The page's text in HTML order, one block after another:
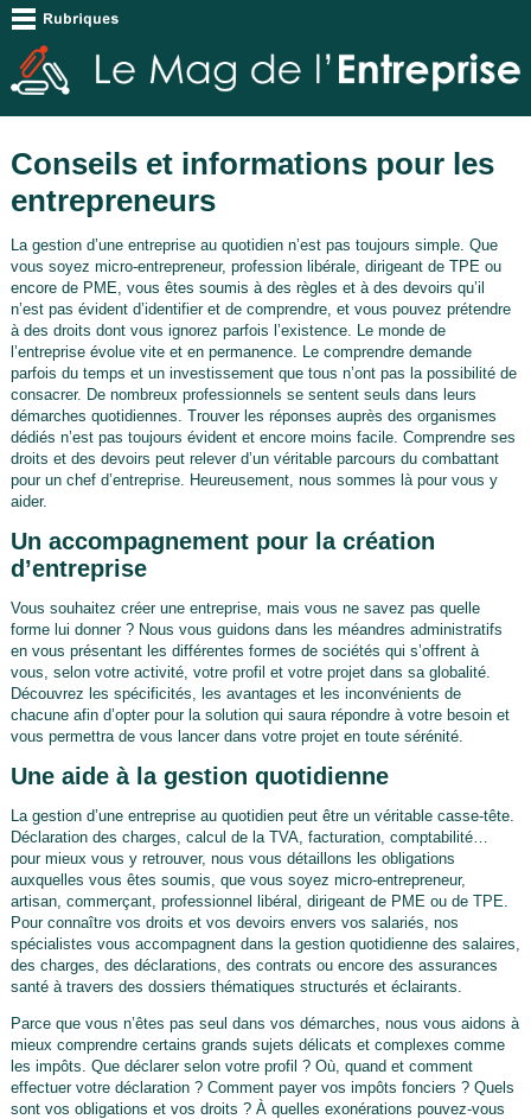
Conseils et informations pour les
entrepreneurs
La gestion d’une entreprise au quotidien n’est pas toujours simple. Que
vous soyez micro-entrepreneur, profession libérale, dirigeant de TPE ou
encore de PME, vous êtes soumis à des règles et à des devoirs qu’il
n’est pas évident d’identifier et de comprendre, et vous pouvez prétendre
à des droits dont vous ignorez parfois l’existence. Le monde de
l’entreprise évolue vite et en permanence. Le comprendre demande
parfois du temps et un investissement que tous n’ont pas la possibilité de
consacrer. De nombreux professionnels se sentent seuls dans leurs
démarches quotidiennes. Trouver les réponses auprès des organismes
dédiés n’est pas toujours évident et encore moins facile. Comprendre ses
droits et des devoirs peut relever d’un véritable parcours du combattant
pour un chef d’entreprise. Heureusement, nous sommes là pour vous y
aider.
Un accompagnement pour la création
d’entreprise
Vous souhaitez créer une entreprise, mais vous ne savez pas quelle
forme lui donner ? Nous vous guidons dans les méandres administratifs
en vous présentant les différentes formes de sociétés qui s’offrent à
vous, selon votre activité, votre profil et votre projet dans sa globalité.
Découvrez les spécificités, les avantages et les inconvénients de
chacune afin d’opter pour la solution qui saura répondre à votre besoin et
vous permettra de vous lancer dans votre projet en toute sérénité.
Une aide à la gestion quotidienne
La gestion d’une entreprise au quotidien peut être un véritable casse-tête.
Déclaration des charges, calcul de la TVA, facturation, comptabilité…
pour mieux vous y retrouver, nous vous détaillons les obligations
auxquelles vous êtes soumis, que vous soyez micro-entrepreneur,
artisan, commerçant, professionnel libéral, dirigeant de PME ou de TPE.
Pour connaître vos droits et vos devoirs envers vos salariés, nos
spécialistes vous accompagnent dans la gestion quotidienne des salaires,
des charges, des déclarations, des contrats ou encore des assurances
santé à travers des dossiers thématiques structurés et éclairants.
Parce que vous n’êtes pas seul dans vos démarches, nous vous aidons à
mieux comprendre certains grands sujets délicats et complexes comme
les impôts. Que déclarer selon votre profil ? Où, quand et comment
effectuer votre déclaration ? Comment payer vos impôts fonciers ? Quels
sont vos obligations et vos droits ? À quelles exonérations pouvez-vous